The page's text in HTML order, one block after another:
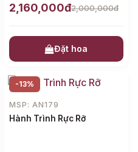
2,160,000đ2,000,000đ
Đặt hoa
-13%
MSP: AN179
Hành Trình Rực Rỡ